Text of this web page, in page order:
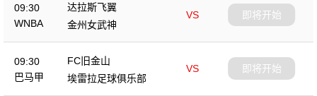
09:30
WNBA
达拉斯飞翼
VS
金州女武神
即将开始
09:30
巴马甲
FC旧金山
VS
埃雷拉足球俱乐部
即将开始